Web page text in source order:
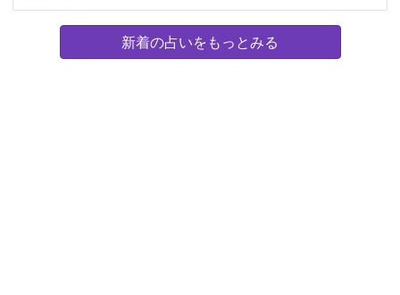
新着の占いをもっとみる